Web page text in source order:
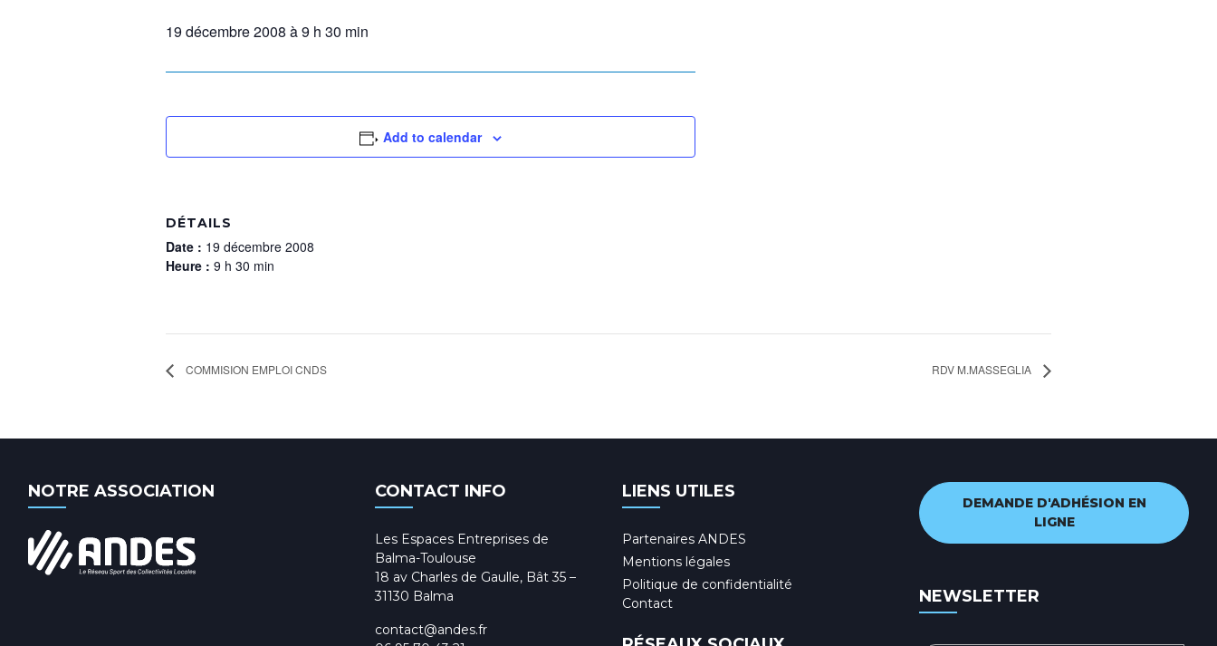
19 décembre 2008 à 9 h 30 min
Add to calendar
DÉTAILS
Date : 19 décembre 2008
Heure : 9 h 30 min
COMMISION EMPLOI CNDS RDV M.MASSEGLIA
NOTRE ASSOCIATION CONTACT INFO
Les Espaces Entreprises de
Balma-Toulouse
18 av Charles de Gaulle, Bât 35 –
31130 Balma
contact@andes.fr
LIENS UTILES
Partenaires ANDES
Mentions légales
Politique de confidentialité
Contact
DEMANDE D'ADHÉSION EN
LIGNE
NEWSLETTER